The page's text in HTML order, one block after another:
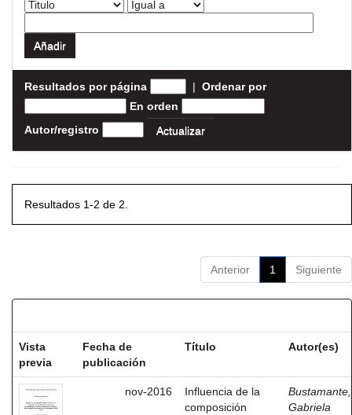
Resultados por página | Ordenar por
En orden
Autor/registro
Resultados 1-2 de 2.
Anterior 1 Siguiente
Vista
previa
Fecha de
publicación
Título Autor(es)
nov-2016
Influencia de la
composición
Bustamante,
Gabriela